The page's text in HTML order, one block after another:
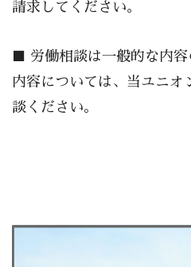
請求してください。
■ 労働相談は一般的な内
内容については、当ユニオ
談ください｡